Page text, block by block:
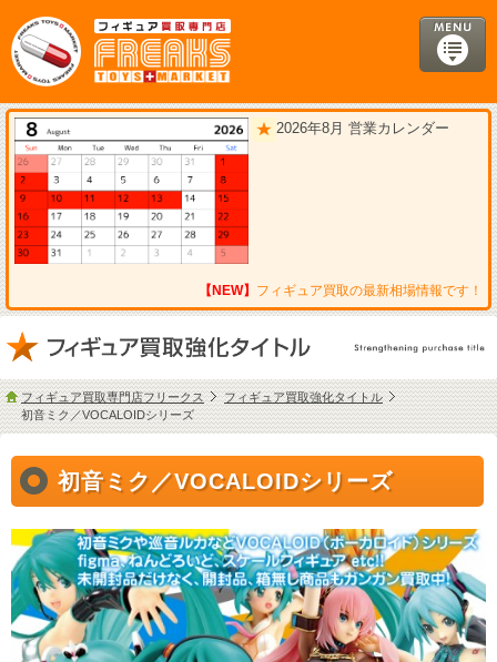
2026年8月 営業カレンダー
【NEW】 フィギュア買取の最新相場情報です！
フィギュア買取専門店フリークス
フィギュア買取強化タイトル
初音ミク／VOCALOIDシリーズ
初音ミク／VOCALOIDシリーズ